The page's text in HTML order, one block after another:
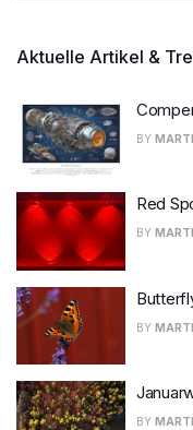
Aktuelle Artikel &
BY
Red
BY
BY
BY